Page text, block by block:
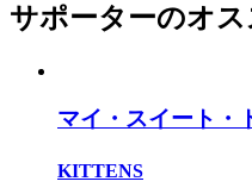
サポーターのオ
マイ・スイート・
KITTENS